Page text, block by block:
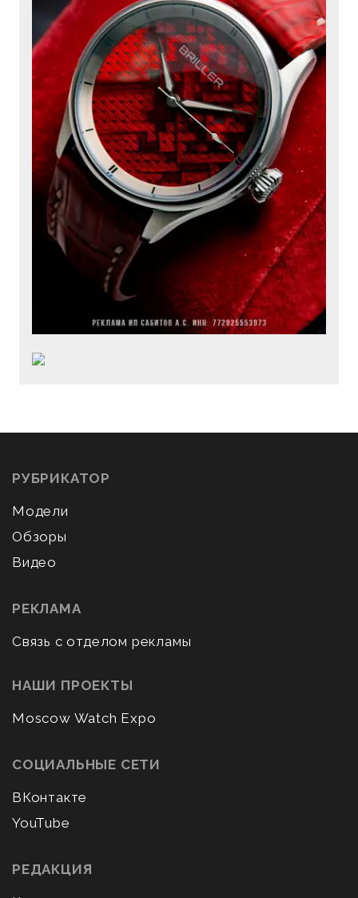
РУБРИКАТОР
Модели
Обзоры
Видео
РЕКЛАМА
Связь с отделом рекламы
НАШИ ПРОЕКТЫ
Moscow Watch Expo
СОЦИАЛЬНЫЕ СЕТИ
ВКонтакте
YouTube
РЕДАКЦИЯ